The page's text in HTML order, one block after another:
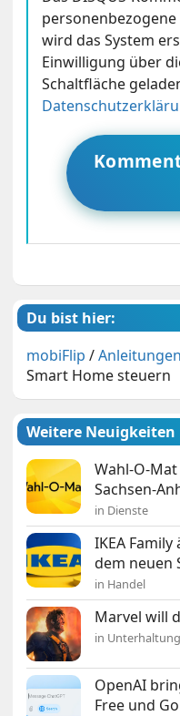
wird das System
Einwilligung über
Schaltfläche
Du bist hier:
mobiFlip /Anleitungen
Smart Home steuern
Weitere Neuigkeiten
Wahl-O-
Sachsen-
in Dienste
IKEA
dem neuen
in Handel
Marvel will
in Unterhaltung
OpenAI
Free und Go